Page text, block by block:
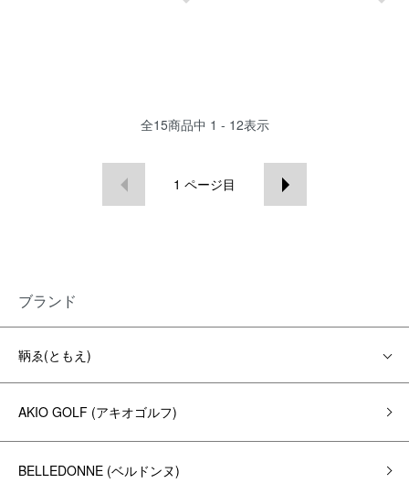
全15商品中 1 - 12表示
1 ページ目
ブランド
鞆ゑ(ともえ)
AKIO GOLF (アキオゴルフ)
BELLEDONNE (ベルドンヌ)